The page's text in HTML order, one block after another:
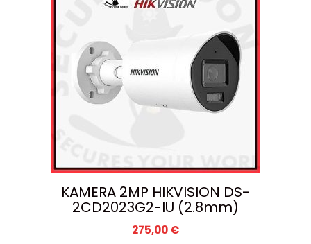
KAMERA 2MP HIKVISION DS-
2CD2023G2-IU (2.8mm)
275,00€